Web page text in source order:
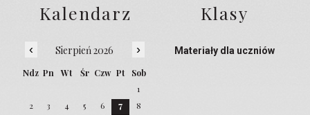
Kalendarz
‹ Sierpień 2026 ›
Ndz Pn Wt Śr Czw Pt
Sob
1
2
3 4 5 6 7
8
Klasy
Materiały dla uczniów